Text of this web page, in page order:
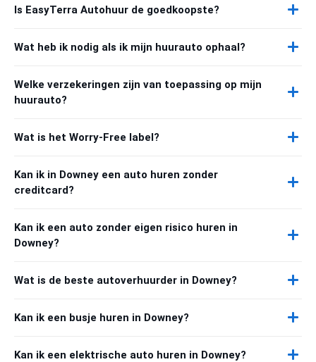
Is EasyTerra Autohuur de goedkoopste?
Wat heb ik nodig als ik mijn huurauto ophaal?
Welke verzekeringen zijn van toepassing op mijn
huurauto?
Wat is het Worry-Free label?
Kan ik in Downey een auto huren zonder
creditcard?
Kan ik een auto zonder eigen risico huren in
Downey?
Wat is de beste autoverhuurder in Downey?
Kan ik een busje huren in Downey?
Kan ik een elektrische auto huren in Downey?